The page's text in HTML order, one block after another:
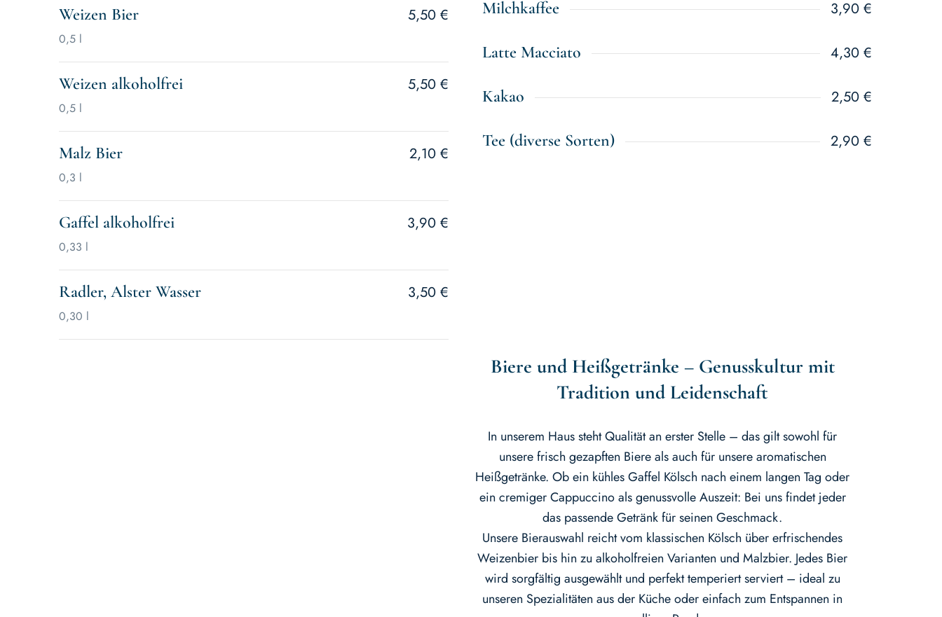
Weizen Bier 5,50 €
0,5 l
Weizen alkoholfrei 5,50 €
0,5 l
Malz Bier 2,10 €
0,3 l
Gaffel alkoholfrei 3,90 €
0,33 l
Radler, Alster Wasser 3,50 €
0,30 l
Milchkaffee 3,90 €
Latte Macciato 4,30 €
Kakao 2,50 €
Tee (diverse Sorten) 2,90 €
Biere und Heißgetränke – Genusskultur mit
Tradition und Leidenschaft
In unserem Haus steht Qualität an erster Stelle – das gilt sowohl für
unsere frisch gezapften Biere als auch für unsere aromatischen
Heißgetränke. Ob ein kühles Gaffel Kölsch nach einem langen Tag oder
ein cremiger Cappuccino als genussvolle Auszeit: Bei uns findet jeder
das passende Getränk für seinen Geschmack.
Unsere Bierauswahl reicht vom klassischen Kölsch über erfrischendes
Weizenbier bis hin zu alkoholfreien Varianten und Malzbier. Jedes Bier
wird sorgfältig ausgewählt und perfekt temperiert serviert – ideal zu
unseren Spezialitäten aus der Küche oder einfach zum Entspannen in